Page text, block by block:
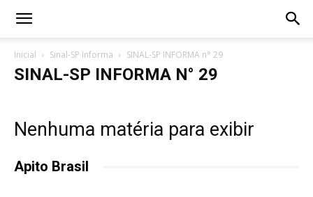
Inicial Sinal-SP Informa SINAL-SP INFORMA n° 29
SINAL-SP INFORMA N° 29
Nenhuma matéria para exibir
Apito Brasil